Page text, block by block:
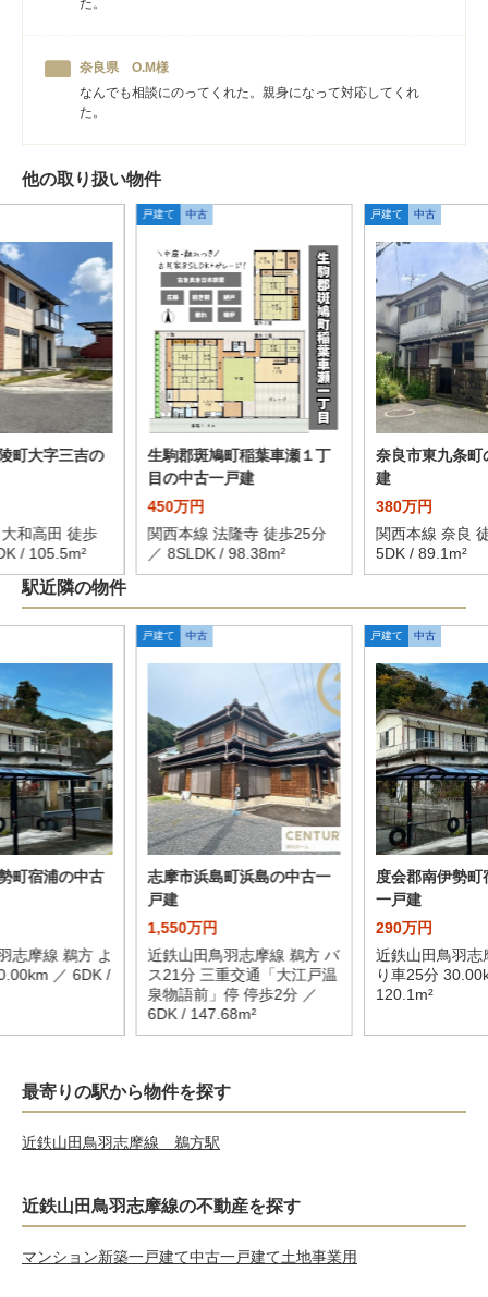
た。
奈良県 O.M様
なんでも相談にのってくれた。親身になって対応してくれ
た。
他の取り扱い物件
町大字三吉の
和高田 徒歩
/ 105.5m²
戸建て 中古
生駒郡斑鳩町稲葉車瀬１丁
目の中古一戸建
450万円
関西本線 法隆寺 徒歩25分
／ 8SLDK / 98.38m²
戸建て 中古
奈良市東九条町
建
380万円
関西本線 奈良
5DK / 89.1m²
駅近隣の物件
町宿浦の中古
志摩線 鵜方 よ
／ 6DK /
戸建て 中古
志摩市浜島町浜島の中古一
戸建
1,550万円
近鉄山田鳥羽志摩線 鵜方 バ
ス21分 三重交通「大江戸温
泉物語前」停 停歩2分 ／
6DK / 147.68m²
戸建て 中古
度会郡南伊勢町
一戸建
290万円
近鉄山田鳥羽志
り車25分
120.1m²
最寄りの駅から物件を探す
近鉄山田鳥羽志摩線 鵜方駅
近鉄山田鳥羽志摩線の不動産を探す
マンション新築一戸建て中古一戸建て土地事業用